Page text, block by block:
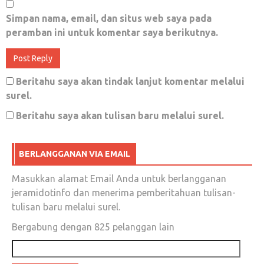
Jangan Banyak Mengeluh, Ferguso
Sepenggal cerita Sontoloyo
November 12, 2018 0
Eforia rakyat Cianjur boleh jadi miniatur
Eforia Pilpres 2019
Desember 15, 2018 0
Simpan nama, email, dan situs web saya pada
peramban ini untuk komentar saya berikutnya.
Beritahu saya akan tindak lanjut komentar melalui
surel.
Beritahu saya akan tulisan baru melalui surel.
BERLANGGANAN VIA EMAIL
Masukkan alamat Email Anda untuk berlangganan
jeramidotinfo dan menerima pemberitahuan tulisan-
tulisan baru melalui surel.
Bergabung dengan 825 pelanggan lain
email